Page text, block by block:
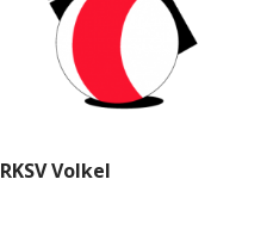
RKSV Volkel